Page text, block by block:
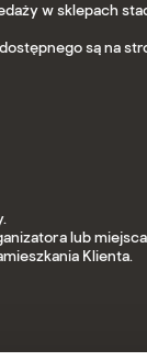
w sklepach
są na
lub
Klienta.